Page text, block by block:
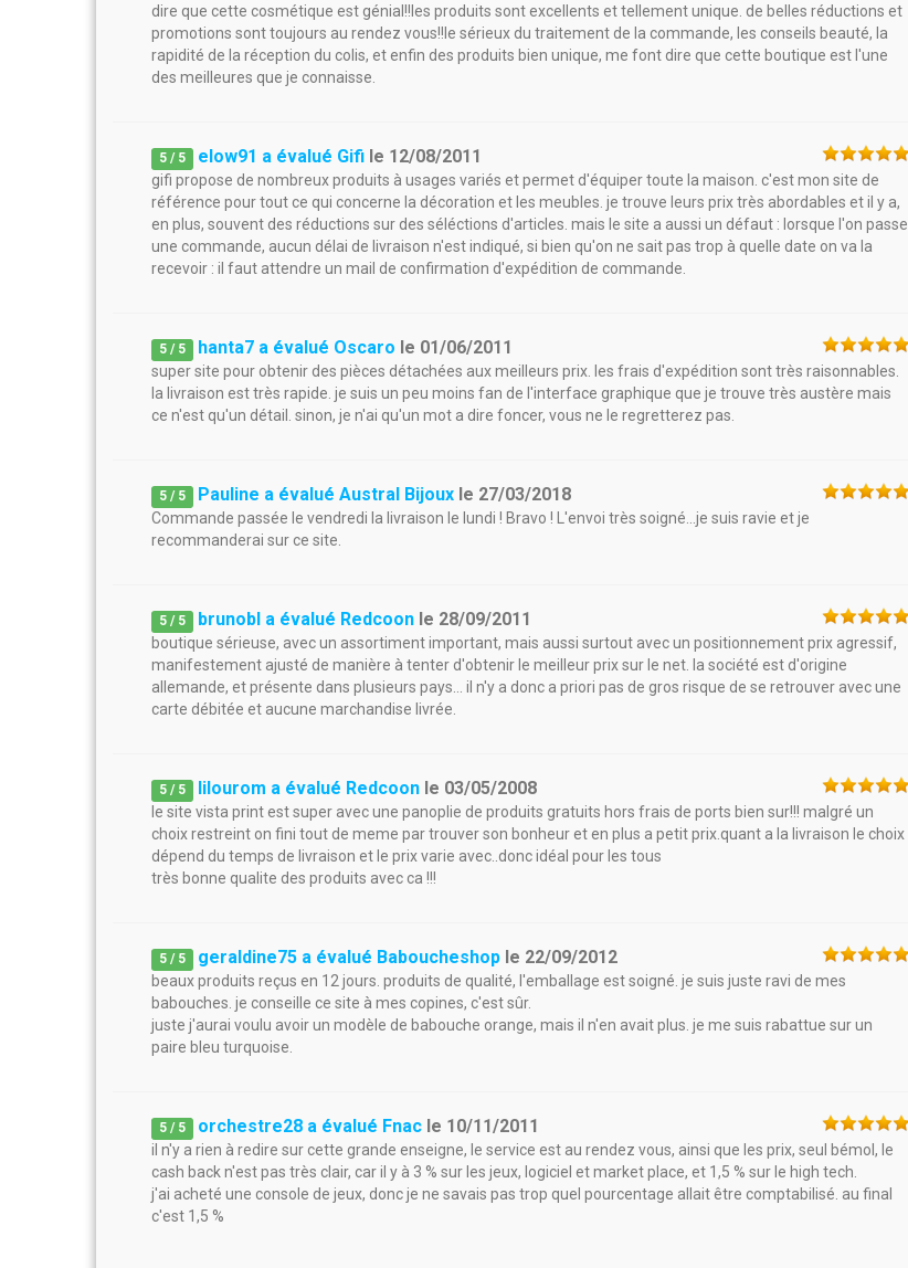
dire que cette cosmétique est génial!!les produits sont excellents et tellement unique. de belles réductions et
promotions sont toujours au rendez vous!!le sérieux du traitement de la commande, les conseils beauté, la
rapidité de la réception du colis, et enfin des produits bien unique, me font dire que cette boutique est l'une
des meilleures que je connaisse.
5 / 5 elow91 a évalué Gifi le 12/08/2011
gifi propose de nombreux produits à usages variés et permet d'équiper toute la maison. c'est mon site de
référence pour tout ce qui concerne la décoration et les meubles. je trouve leurs prix très abordables et il y a,
en plus, souvent des réductions sur des séléctions d'articles. mais le site a aussi un défaut : lorsque l'on passe
une commande, aucun délai de livraison n'est indiqué, si bien qu'on ne sait pas trop à quelle date on va la
recevoir : il faut attendre un mail de confirmation d'expédition de commande.
5 / 5 hanta7 a évalué Oscaro le 01/06/2011
super site pour obtenir des pièces détachées aux meilleurs prix. les frais d'expédition sont très raisonnables.
la livraison est très rapide. je suis un peu moins fan de l'interface graphique que je trouve très austère mais
ce n'est qu'un détail. sinon, je n'ai qu'un mot a dire foncer, vous ne le regretterez pas.
5 / 5 Pauline a évalué Austral Bijoux le 27/03/2018
Commande passée le vendredi la livraison le lundi ! Bravo ! L'envoi très soigné...je suis ravie et je
recommanderai sur ce site.
5 / 5 brunobl a évalué Redcoon le 28/09/2011
boutique sérieuse, avec un assortiment important, mais aussi surtout avec un positionnement prix agressif,
manifestement ajusté de manière à tenter d'obtenir le meilleur prix sur le net. la société est d'origine
allemande, et présente dans plusieurs pays... il n'y a donc a priori pas de gros risque de se retrouver avec une
carte débitée et aucune marchandise livrée.
5 / 5 lilourom a évalué Redcoon le 03/05/2008
le site vista print est super avec une panoplie de produits gratuits hors frais de ports bien sur!!! malgré un
choix restreint on fini tout de meme par trouver son bonheur et en plus a petit prix.quant a la livraison le choix
dépend du temps de livraison et le prix varie avec..donc idéal pour les tous
très bonne qualite des produits avec ca !!!
5 / 5 geraldine75 a évalué Baboucheshop le 22/09/2012
beaux produits reçus en 12 jours. produits de qualité, l'emballage est soigné. je suis juste ravi de mes
babouches. je conseille ce site à mes copines, c'est sûr.
juste j'aurai voulu avoir un modèle de babouche orange, mais il n'en avait plus. je me suis rabattue sur un
paire bleu turquoise.
5 / 5 orchestre28 a évalué Fnac le 10/11/2011
il n'y a rien à redire sur cette grande enseigne, le service est au rendez vous, ainsi que les prix, seul bémol, le
cash back n'est pas très clair, car il y à 3 % sur les jeux, logiciel et market place, et 1,5 % sur le high tech.
j'ai acheté une console de jeux, donc je ne savais pas trop quel pourcentage allait être comptabilisé. au final
c'est 1,5 %